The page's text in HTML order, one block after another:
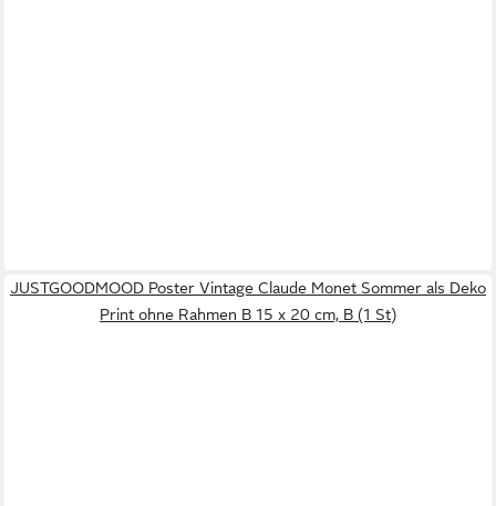
JUSTGOODMOOD Poster Vintage Claude Monet Sommer als Deko
Print ohne Rahmen B 15 x 20 cm, B (1 St)